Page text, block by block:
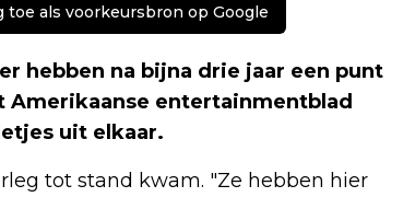
toe als voorkeursbron op Google
hebben na bijna drie jaar een punt
Amerikaanse entertainmentblad
uit elkaar.
tot stand kwam. "Ze hebben hier